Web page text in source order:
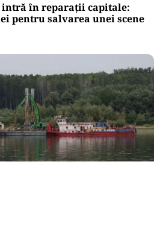
în reparații capitale:
pentru salvarea unei scene